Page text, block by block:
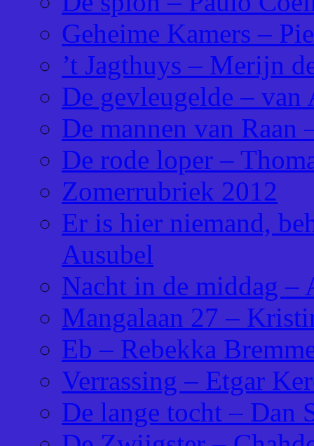
Geheime Kamers –
’t Jagthuys – Merijn
De gevleugelde – van
De mannen van Raan
De rode loper –
Zomerrubriek 2012
Er is hier niemand,
Ausubel
Nacht in de middag –
Mangalaan 27 –
Eb – Rebekka
Verrassing – Etgar
De lange tocht – Dan